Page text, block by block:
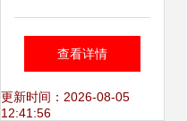
融评选 平安壹钱包
与盈造互联的崛起
查看详情
更新时间：2026-08-05
12:41:56